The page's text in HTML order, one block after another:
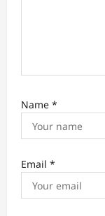
Name *
Email *